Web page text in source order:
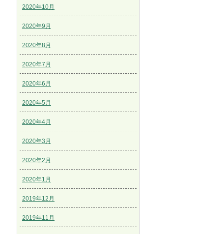
2020年10月
2020年9月
2020年8月
2020年7月
2020年6月
2020年5月
2020年4月
2020年3月
2020年2月
2020年1月
2019年12月
2019年11月